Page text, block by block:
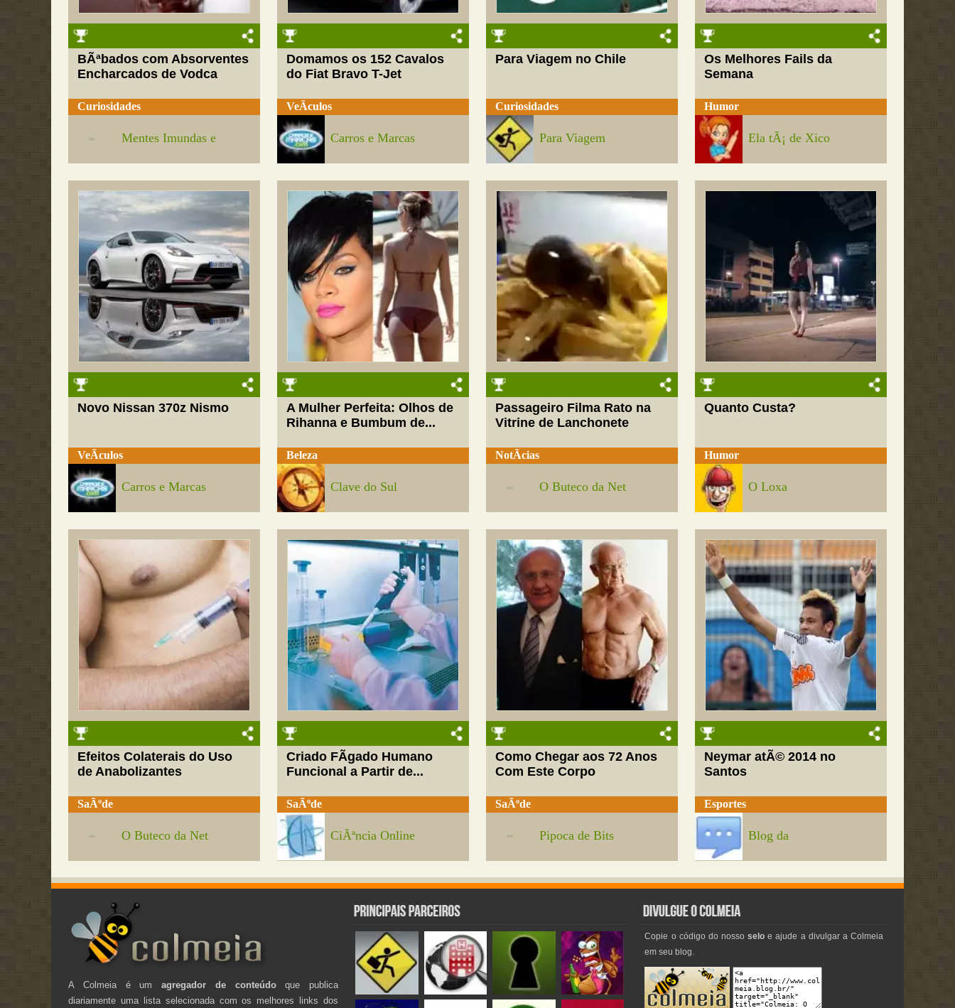
BÃªbados com Absorventes
Encharcados de Vodca
Curiosidades
Mentes Imundas e
Domamos os 152 Cavalos
do Fiat Bravo T-Jet
VeÃ­culos
Carros e Marcas
Para Viagem no Chile
Curiosidades
Para Viagem
Os Melhores Fails da
Semana
Humor
Ela tÃ¡ de Xico
Novo Nissan 370z Nismo
VeÃ­culos
Carros e Marcas
A Mulher Perfeita: Olhos de
Rihanna e Bumbum de...
Beleza
Clave do Sul
Passageiro Filma Rato na
Vitrine de Lanchonete
NotÃ­cias
O Buteco da Net
Quanto Custa?
Humor
O Loxa
Efeitos Colaterais do Uso
de Anabolizantes
SaÃºde
O Buteco da Net
Criado FÃ­gado Humano
Funcional a Partir de...
SaÃºde
CiÃªncia Online
Como Chegar aos 72 Anos
Com Este Corpo
SaÃºde
Pipoca de Bits
Neymar atÃ© 2014 no
Santos
Esportes
Blog da
A Colmeia é umagregador de conteúdoque publica
diariamente uma lista selecionada com os melhores links dos
Copie o código do nossoselo e ajude a divulgar a Colmeia
em seu blog.